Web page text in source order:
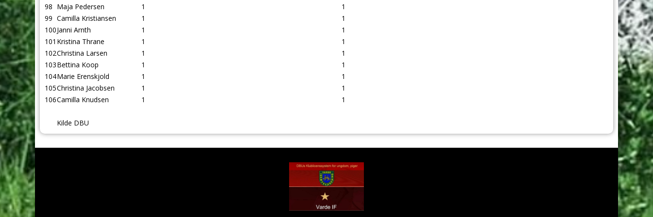
98 Maja Pedersen 1
1
99 Camilla Kristiansen 1
1
100Janni Arnth 1
1
101 Kristina Thrane 1
1
102Christina Larsen 1
1
103Bettina Koop 1
1
104Marie Erenskjold 1
1
105Christina Jacobsen 1
1
106Camilla Knudsen 1 1
Kilde DBU